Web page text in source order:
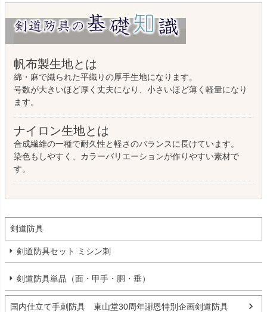
帆布製生地とは
綿・麻で織られた平織りの厚手生地になります。
号数が大きいほど厚く丈夫になり、小さいほど薄く軽量になり
ます。
ナイロン生地とは
合成繊維の一種で耐久性と軽さのバランスに長けています。
染色もしやすく、カラーバリエーションが作りやすい素材で
す。
剣道防具
剣道防具セット ミシン刺
剣道防具単品（面・甲手・胴・垂）
国内仕立て手刺防具 東山堂30周年謝恩特別企画剣道防具